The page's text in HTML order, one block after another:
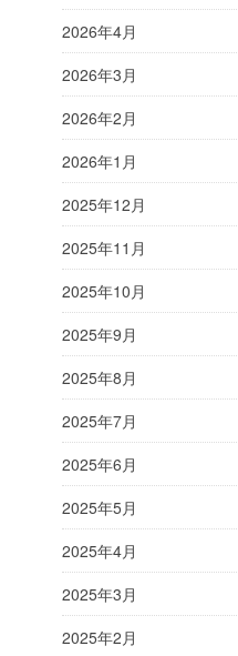
2026年4月
2026年3月
2026年2月
2026年1月
2025年12月
2025年11月
2025年10月
2025年9月
2025年8月
2025年7月
2025年6月
2025年5月
2025年4月
2025年3月
2025年2月